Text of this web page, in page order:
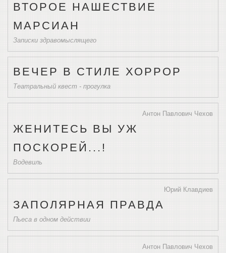
ВТОРОЕ НАШЕСТВИЕ
МАРСИАН
Записки здравомыслящего
ВЕЧЕР В СТИЛЕ ХОРРОР
Театральный квест - прогулка
Антон Павлович Чехов
ЖЕНИТЕСЬ ВЫ УЖ
ПОСКОРЕЙ...!
Водевиль
Юрий Клавдиев
ЗАПОЛЯРНАЯ ПРАВДА
Пьеса в одном действии
Антон Павлович Чехов